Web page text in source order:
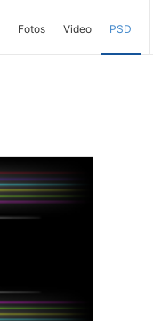
Fotos Video PSD